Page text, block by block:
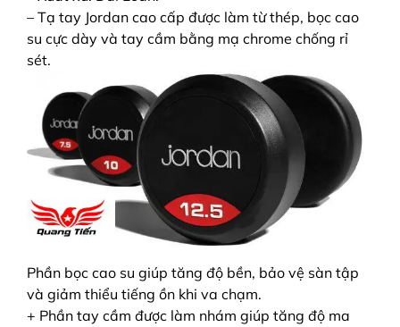
– Tạ tay Jordan cao cấp được làm từ thép, bọc cao
su cực dày và tay cầm bằng mạ chrome chống rỉ
sét.
Phần bọc cao su giúp tăng độ bền, bảo vệ sàn tập
và giảm thiểu tiếng ồn khi va chạm.
+ Phần tay cầm được làm nhám giúp tăng độ ma